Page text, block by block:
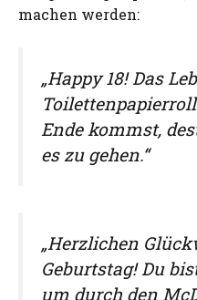
machen werden:
„Happy 18! Das
Ende kommst,
es zu gehen.“
„Herzlichen
Geburtstag! Du
um durch den